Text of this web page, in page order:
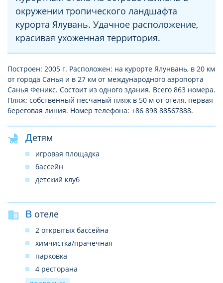
окружении тропического ландшафта
курорта Ялувань. Удачное расположение,
красивая ухоженная территория.
Построен: 2005 г. Расположен: на курорте Ялунвань, в 20 км
от города Санья и в 27 км от международного аэропорта
Санья Феникс. Состоит из одного здания. Всего 863 номера.
Пляж: собственный песчаный пляж в 50 м от отеля, первая
береговая линия. Номер телефона: +86 898 88567888.
Детям
игровая площадка
бассейн
детский клуб
В отеле
2 открытых бассейна
химчистка/прачечная
парковка
4 ресторана